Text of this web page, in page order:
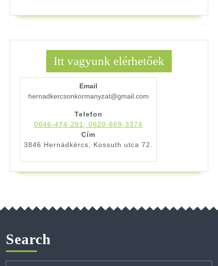
Itt vagyunk elérhetőek
Email
hernadkercsonkormanyzat@gmail.com
Telefon
0646-474-291; 0620-669-3374
Cím
3846 Hernádkércs, Kossuth utca 72.
Search